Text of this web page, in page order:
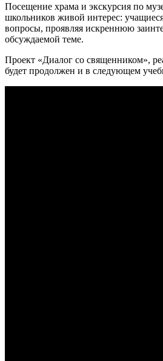
Посещение храма и экскурсия по
школьников живой интерес:
вопросы, проявляя искреннюю
обсуждаемой теме.
Проект «Диалог со священником»,
будет продолжен и в следующем